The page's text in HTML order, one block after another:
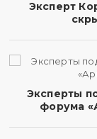
Эксперт
Эксперты
форума